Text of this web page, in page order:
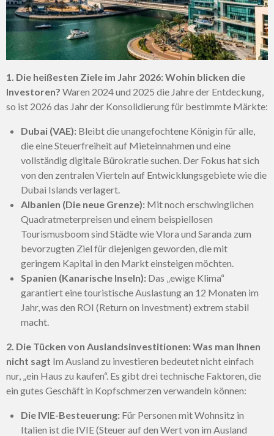
1. Die heißesten Ziele im Jahr 2026: Wohin blicken die
Investoren? Waren 2024 und 2025 die Jahre der Entdeckung,
so ist 2026 das Jahr der Konsolidierung für bestimmte Märkte:
Dubai (VAE): Bleibt die unangefochtene Königin für alle,
die eine Steuerfreiheit auf Mieteinnahmen und eine
vollständig digitale Bürokratie suchen. Der Fokus hat sich
von den zentralen Vierteln auf Entwicklungsgebiete wie die
Dubai Islands verlagert.
Albanien (Die neue Grenze): Mit noch erschwinglichen
Quadratmeterpreisen und einem beispiellosen
Tourismusboom sind Städte wie Vlora und Saranda zum
bevorzugten Ziel für diejenigen geworden, die mit
geringem Kapital in den Markt einsteigen möchten.
Spanien (Kanarische Inseln): Das „ewige Klima“
garantiert eine touristische Auslastung an 12 Monaten im
Jahr, was den ROI (Return on Investment) extrem stabil
macht.
2. Die Tücken von Auslandsinvestitionen: Was man Ihnen
nicht sagt Im Ausland zu investieren bedeutet nicht einfach
nur, „ein Haus zu kaufen“. Es gibt drei technische Faktoren, die
ein gutes Geschäft in Kopfschmerzen verwandeln können:
Die IVIE-Besteuerung: Für Personen mit Wohnsitz in
Italien ist die IVIE (Steuer auf den Wert von im Ausland